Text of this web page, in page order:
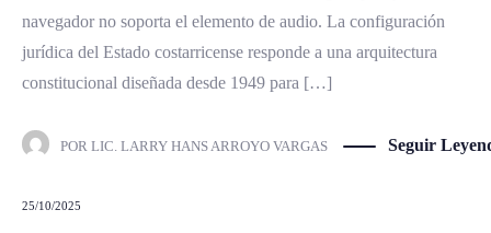
navegador no soporta el elemento de audio. La configuración
jurídica del Estado costarricense responde a una arquitectura
constitucional diseñada desde 1949 para […]
POR LIC. LARRY HANS ARROYO VARGAS Seguir
25/10/2025